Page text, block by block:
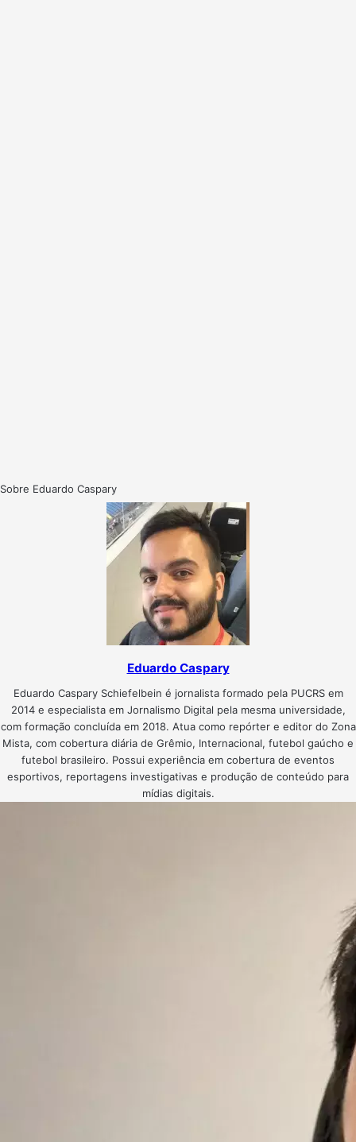
Sobre Eduardo Caspary
Eduardo Caspary
Eduardo Caspary Schiefelbein é jornalista formado pela PUCRS em
2014 e especialista em Jornalismo Digital pela mesma universidade,
com formação concluída em 2018. Atua como repórter e editor do Zona
Mista, com cobertura diária de Grêmio, Internacional, futebol gaúcho e
futebol brasileiro. Possui experiência em cobertura de eventos
esportivos, reportagens investigativas e produção de conteúdo para
mídias digitais.